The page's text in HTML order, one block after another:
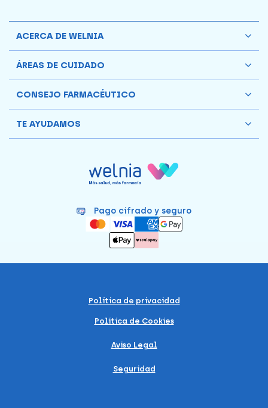
Pago cifrado y seguro
ACERCA DE WELNIA
ÁREAS DE CUIDADO
CONSEJO FARMACÉUTICO
TE AYUDAMOS
Política de privacidad
Política de Cookies
Aviso Legal
Seguridad